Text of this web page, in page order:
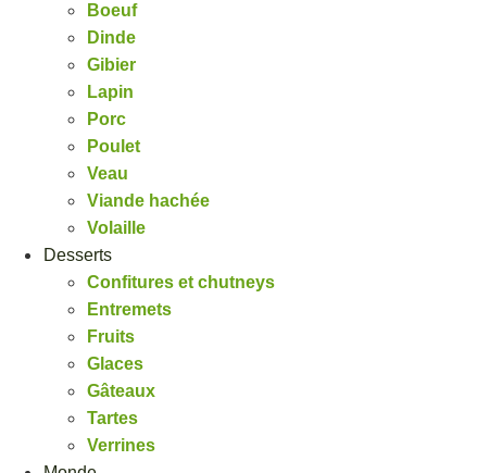
Boeuf
Dinde
Gibier
Lapin
Porc
Poulet
Veau
Viande hachée
Volaille
Desserts
Confitures et chutneys
Entremets
Fruits
Glaces
Gâteaux
Tartes
Verrines